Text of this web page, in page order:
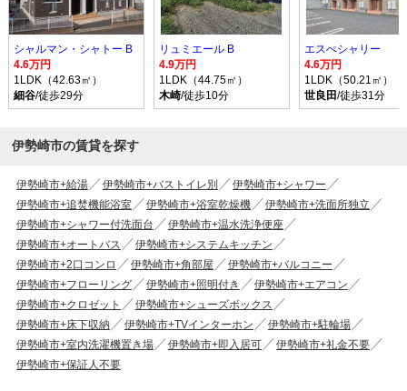
シャルマン・シャトー B
4.6万円
1LDK（42.63㎡）
細谷/徒歩29分
リュミエール B
4.9万円
1LDK（44.75㎡）
木崎/徒歩10分
エスぺシャリー
4.6万円
1LDK（50.21㎡）
世良田/徒歩31分
伊勢崎市の賃貸を探す
伊勢崎市+給湯 伊勢崎市+バストイレ別
伊勢崎市+シャワー
伊勢崎市+追焚機能浴室
伊勢崎市+浴室乾燥機
伊勢崎市+洗面所独立
伊勢崎市+シャワー付洗面台
伊勢崎市+温水洗浄便座
伊勢崎市+オートバス
伊勢崎市+システムキッチン
伊勢崎市+2口コンロ
伊勢崎市+角部屋
伊勢崎市+バルコニー
伊勢崎市+フローリング
伊勢崎市+照明付き
伊勢崎市+エアコン
伊勢崎市+クロゼット
伊勢崎市+シューズボックス
伊勢崎市+床下収納
伊勢崎市+TVインターホン
伊勢崎市+駐輪場
伊勢崎市+室内洗濯機置き場
伊勢崎市+即入居可
伊勢崎市+礼金不要
伊勢崎市+保証人不要